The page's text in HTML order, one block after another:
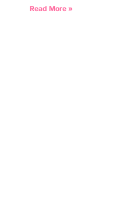
Read More »